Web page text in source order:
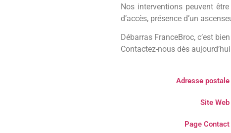
Nos interventions peuvent
d’accès, présence d’un
Débarras FranceBroc, c’est
Contactez-nous dès
Adresse postale
Site Web
Page Contact